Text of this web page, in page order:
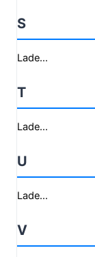
S
Lade...
T
Lade...
U
Lade...
V